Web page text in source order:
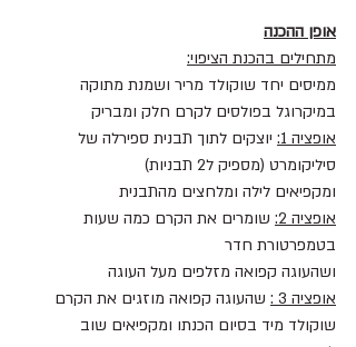
אופן ההכנה
מתחילים בהכנת הציפוי:
ממיסים יחד שוקולד מריר ושמנת מתוקה
במיקרוגל בפולסים לקרם חלק ומבריק
אופציה 1:
יוצקים לתוך תבנית ספירלה של
סיליקומרט (מספיק ל2 תבניות)
ומקפיאים לילה ומלחצים מהתבנית
אופציה 2:
שומרים את הקרם כמה שעות
בטמפרטורת חדר
ושהעוגה קפואה מזלפים מעל העוגה
אופציה 3 :
שהעוגה קפואה מוזגים את הקרם
שוקולד מיד בסיום הכנתו ומקפיאים שוב